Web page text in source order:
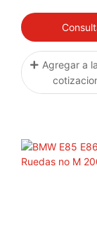
Agregar a